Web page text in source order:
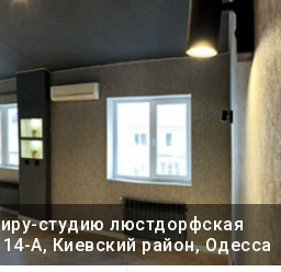
студию люстдорфская
А, Киевский район, Одесса